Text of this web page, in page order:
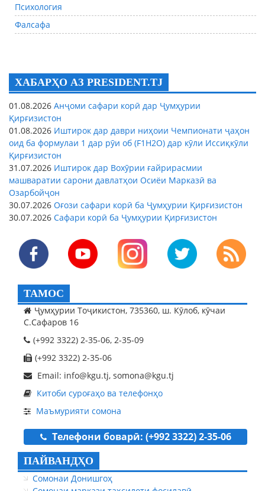
Психология
Фалсафа
ХАБАРҲО АЗ PRESIDENT.TJ
01.08.2026 Анҷоми сафари корӣ дар Ҷумҳурии
Қирғизистон
01.08.2026 Иштирок дар даври ниҳоии Чемпионати ҷаҳон
оид ба формулаи 1 дар рӯи об (F1H2O) дар кӯли Иссиқкӯли
Қирғизистон
31.07.2026 Иштирок дар Вохӯрии ғайрирасмии
машваратии сарони давлатҳои Осиёи Марказӣ ва
Озарбойҷон
30.07.2026 Оғози сафари корӣ ба Ҷумҳурии Қирғизистон
30.07.2026 Сафари корӣ ба Ҷумҳурии Қирғизистон
ТАМОС
Ҷумҳурии Тоҷикистон, 735360, ш. Кӯлоб, кӯчаи
С.Сафаров 16
(+992 3322) 2-35-06, 2-35-09
(+992 3322) 2-35-06
Email: info@kgu.tj, somona@kgu.tj
Китоби суроғаҳо ва телефонҳо
Маъмурияти сомона
Телефони боварӣ: (+992 3322) 2-35-06
ПАЙВАНДҲО
Сомонаи Донишгоҳ